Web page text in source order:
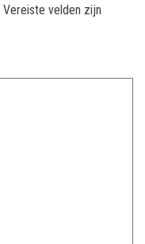
Vereiste velden zijn